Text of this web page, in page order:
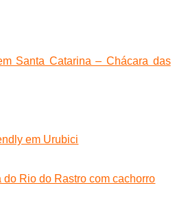
Santa Catarina – Chácara das
em Urubici
do Rio do Rastro com cachorro